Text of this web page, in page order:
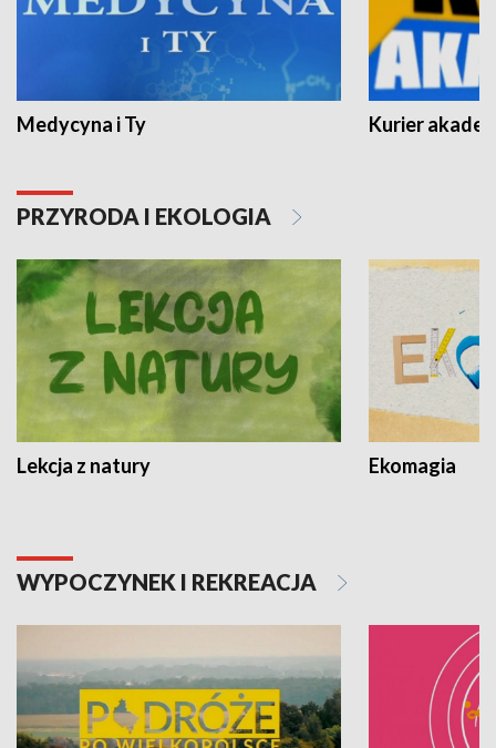
Medycyna i Ty Kurier
PRZYRODA I EKOLOGIA
Lekcja z natury Ekomagia
WYPOCZYNEK I REKREACJA